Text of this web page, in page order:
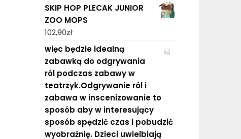
SKIP HOP PLECAK JUNIOR
ZOO MOPS
102,90zł
więc będzie idealną
zabawką do odgrywania
ról podczas zabawy w
teatrzyk.Odgrywanie ról i
zabawa w inscenizowanie to
sposób aby w interesujący
sposób spędzić czas i pobudzić
wyobraźnię. Dzieci uwielbiają